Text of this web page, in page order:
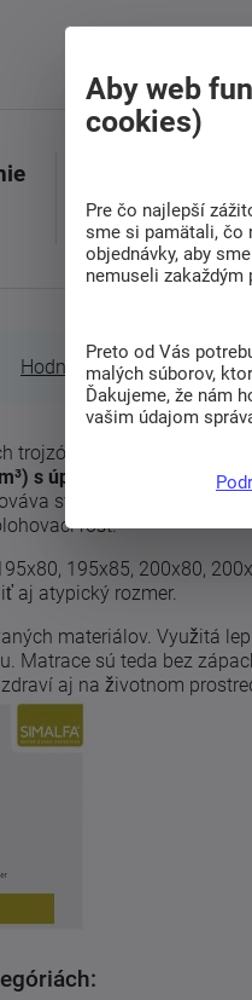
Pri nákupe
Eur
Hodnotenie (0)
trojzónových latexových
s úpravou Sanitized
.
svoju elastickosť.
rošt.
195x85, 200x80,
aj atypický rozmer.
materiálov. Využitá
Matrace sú teda bez
aj na životnom
Aby web
cookies)
Pre čo najlepší
sme si pamätali, čo
objednávky, aby
nemuseli zakaždým
Preto od Vás
malých súborov,
Ďakujeme, že nám
vašim údajom